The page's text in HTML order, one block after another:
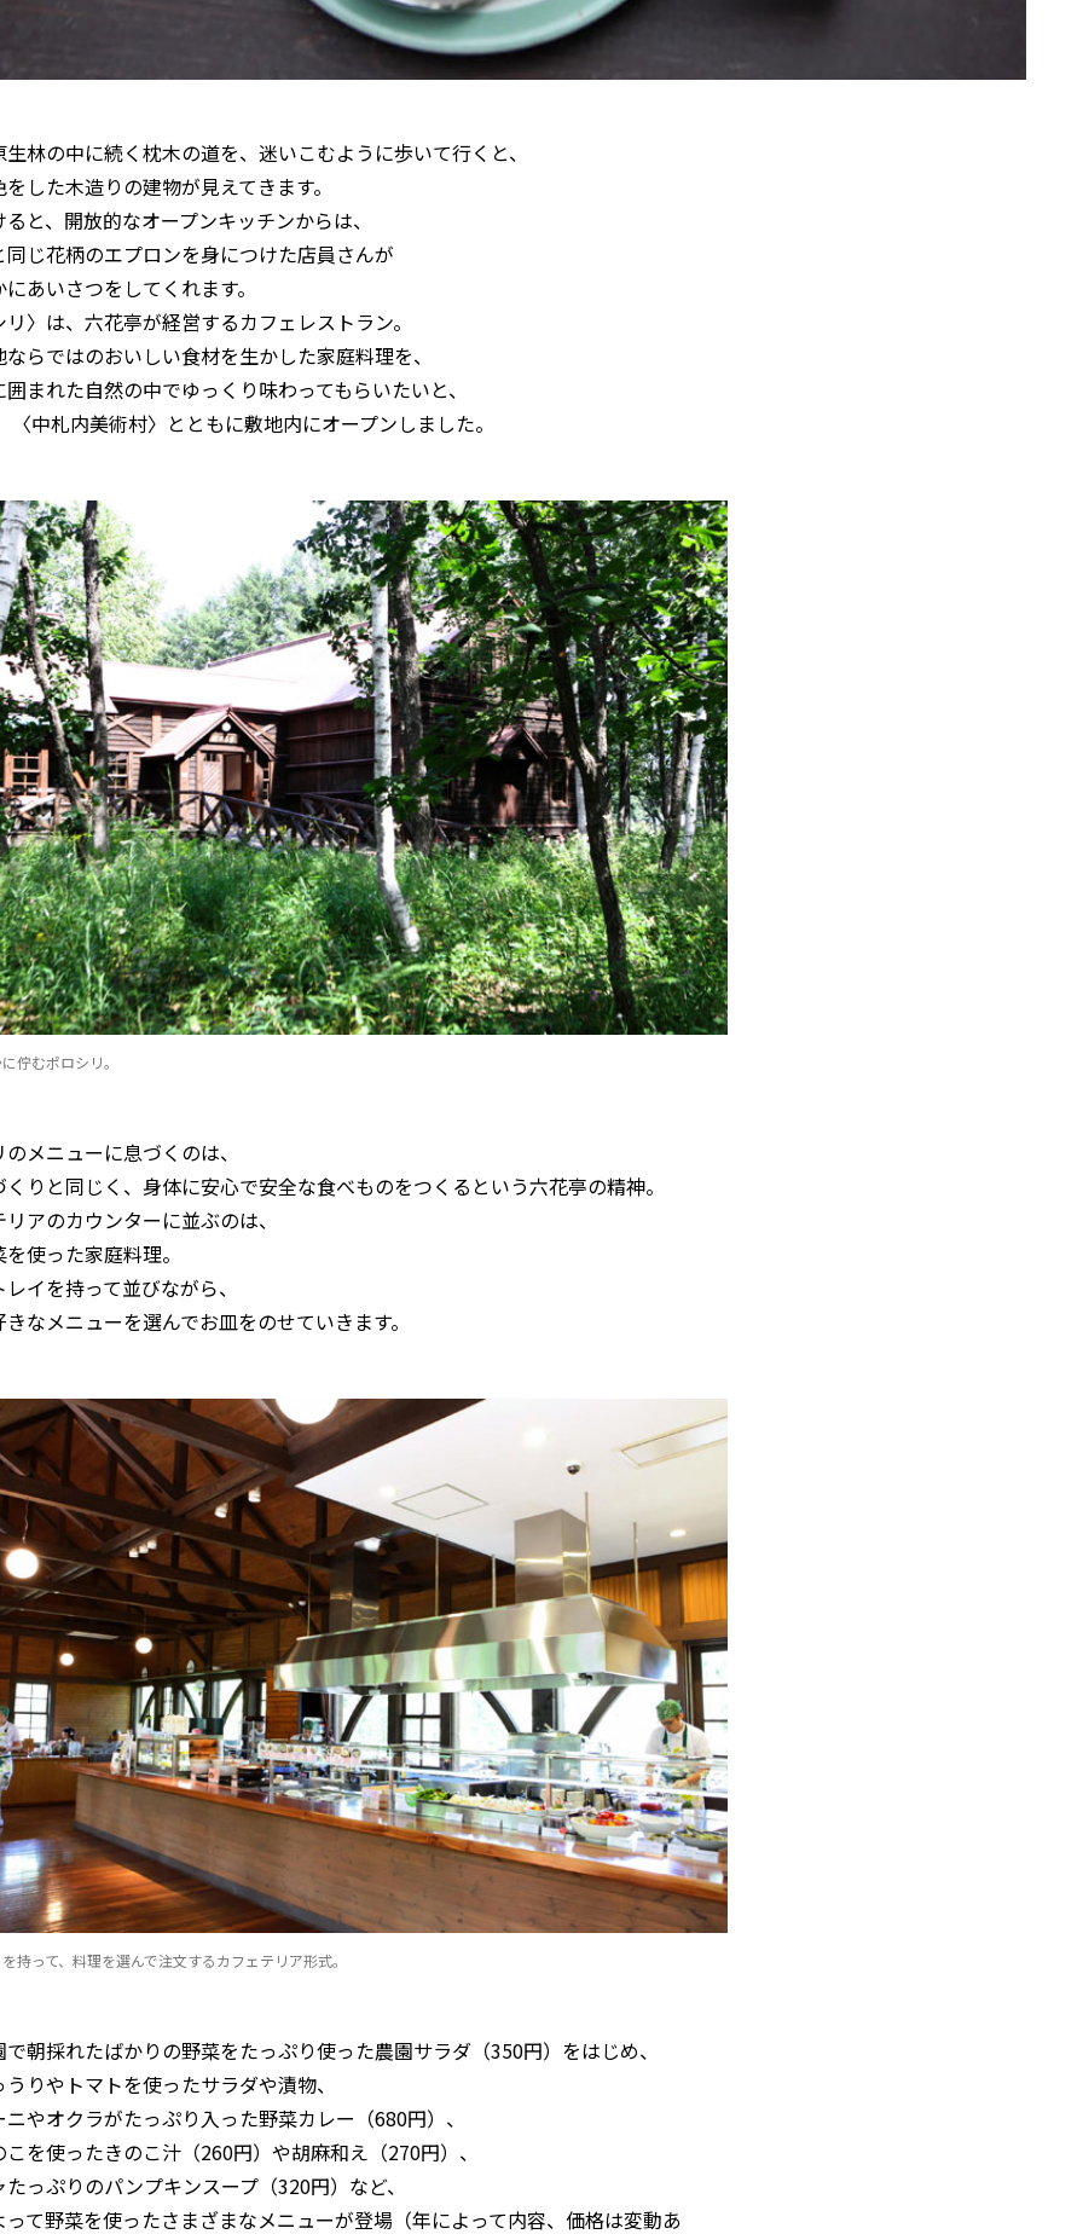
林の中に続く枕木の道を、迷いこむように歩いて行くと、
した木造りの建物が見えてきます。
と、開放的なオープンキッチンからは、
同じ花柄のエプロンを身につけた店員さんが
あいさつをしてくれます。
〉は、六花亭が経営するカフェレストラン。
らではのおいしい食材を生かした家庭料理を、
まれた自然の中でゆっくり味わってもらいたいと、
〈中札内美術村〉とともに敷地内にオープンしました。
佇むポロシリ。
メニューに息づくのは、
りと同じく、身体に安心で安全な食べものをつくるという六花亭の精神。
アのカウンターに並ぶのは、
使った家庭料理。
イを持って並びながら、
なメニューを選んでお皿をのせていきます。
持って、料理を選んで注文するカフェテリア形式。
朝採れたばかりの野菜をたっぷり使った農園サラダ（350円）をはじめ、
りやトマトを使ったサラダや漬物、
やオクラがたっぷり入った野菜カレー（680円）、
を使ったきのこ汁（260円）や胡麻和え（270円）、
っぷりのパンプキンスープ（320円）など、
って野菜を使ったさまざまなメニューが登場（年によって内容、価格は変動あ